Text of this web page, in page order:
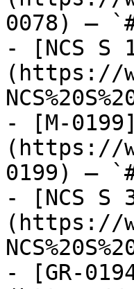
0078) —
- [NCS S
(https://
- [M-0199]
(https://
0199) —
- [NCS S
(https://
- [GR-